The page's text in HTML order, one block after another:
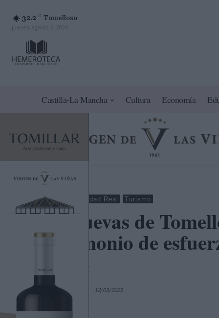
32.2 C Tomelloso
jueves, agosto 6, 2026
Castilla-La Mancha Cultura Economía
Tomelloso Ciudad Real Turismo
Las cuevas de
patrimonio de
(XX)»
Sergio Bernao 12/03/2025